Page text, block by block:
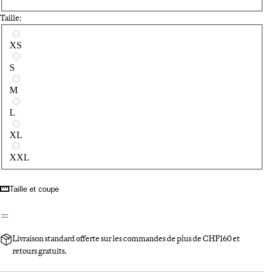
Taille:
Sélectionnez une taille
XS
S
M
L
XL
XXL
Taille et coupe
Livraison standard offerte sur les commandes de plus de CHF160 et
retours gratuits.